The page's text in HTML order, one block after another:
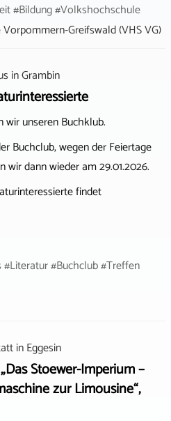
#Bildung #Volkshochschule
Greifswald (VHS VG)
inGrambin
wir unseren Buchklub.
Buchclub, wegen der Feiertage
wir dann wieder am 29.01.2026.
findet
#Buchclub #Treffen
inEggesin
Stoewer-Imperium –
zur Limousine“,